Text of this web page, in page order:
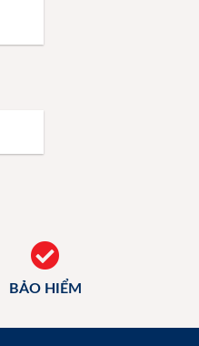
BẢO HIỂM